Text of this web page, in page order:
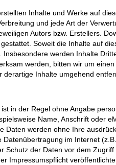
Inhalte und Werke auf
und jede Art der
Autors bzw. Erstellers.
Soweit die Inhalte auf
werden Inhalte
werden, bitten wir um
derartige Inhalte umgehend
in der Regel ohne Angabe
Name, Anschrift oder
Daten werden ohne Ihre
Datenübertragung im Internet
Schutz der Daten vor dem
Impressumspflicht